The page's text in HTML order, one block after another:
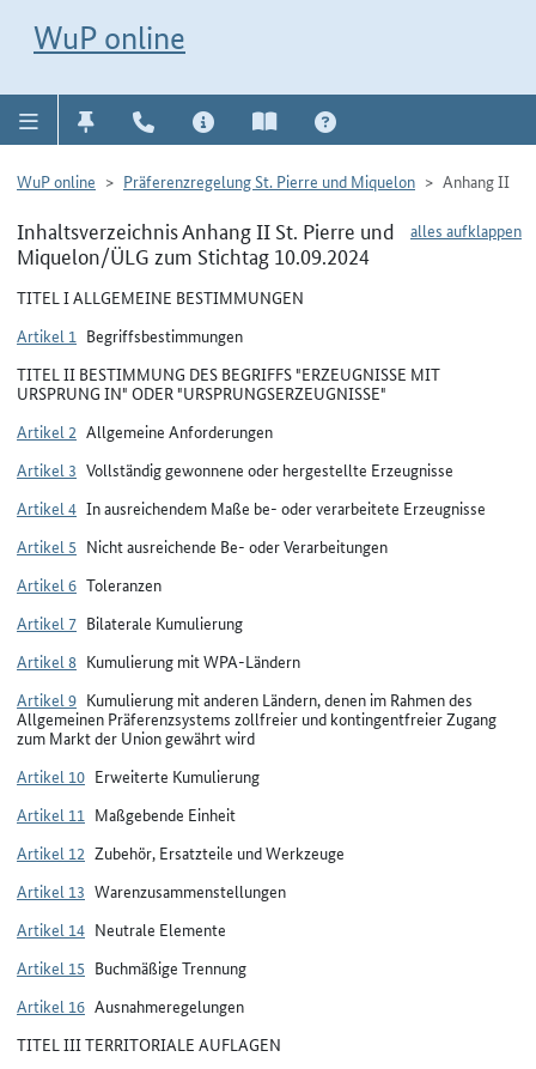
WuP online
WuP online Präferenzregelung St. Pierre und Miquelon Anhang II
alles aufklappen
Inhaltsverzeichnis Anhang II St. Pierre und
Miquelon/ÜLG zum Stichtag 10.09.2024
TITEL I ALLGEMEINE BESTIMMUNGEN
Artikel 1 Begriffsbestimmungen
TITEL II BESTIMMUNG DES BEGRIFFS "ERZEUGNISSE MIT
URSPRUNG IN" ODER "URSPRUNGSERZEUGNISSE"
Artikel 2 Allgemeine Anforderungen
Artikel 3 Vollständig gewonnene oder hergestellte Erzeugnisse
Artikel 4 In ausreichendem Maße be- oder verarbeitete Erzeugnisse
Artikel 5 Nicht ausreichende Be- oder Verarbeitungen
Artikel 6 Toleranzen
Artikel 7 Bilaterale Kumulierung
Artikel 8 Kumulierung mit WPA-Ländern
Artikel 9 Kumulierung mit anderen Ländern, denen im Rahmen des
Allgemeinen Präferenzsystems zollfreier und kontingentfreier Zugang
zum Markt der Union gewährt wird
Artikel 10 Erweiterte Kumulierung
Artikel 11 Maßgebende Einheit
Artikel 12 Zubehör, Ersatzteile und Werkzeuge
Artikel 13 Warenzusammenstellungen
Artikel 14 Neutrale Elemente
Artikel 15 Buchmäßige Trennung
Artikel 16 Ausnahmeregelungen
TITEL III TERRITORIALE AUFLAGEN